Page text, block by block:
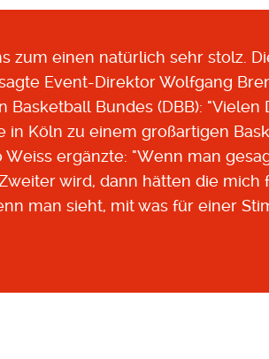
zum einen natürlich sehr stolz.
Event-Direktor Wolfgang
Basketball Bundes (DBB): "Vielen
in Köln zu einem großartigen
Weiss ergänzte: "Wenn man
wird, dann hätten die
man sieht, mit was für einer